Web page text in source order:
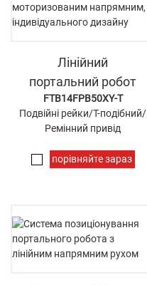
Лінійний
портальний робот
FTB14FPB50XY-T
Подвійні рейки/Т-подібний/
Ремінний привід
порівняйте зараз